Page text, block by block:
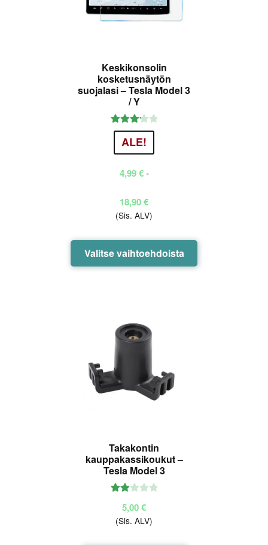
Keskikonsolin
kosketusnäytön
suojalasi – Tesla Model 3
/ Y
Arvostel
u
3.25/
ALE!
4,99€ -
18,90€Hintaluokka:
4,99 €
(Sis. ALV)
Valitse vaihtoehdoista
Tällä
tuotteella
Takakontin
kauppakassikoukut –
Tesla Model 3
stelu
tuott
5,00€
(Sis. ALV)